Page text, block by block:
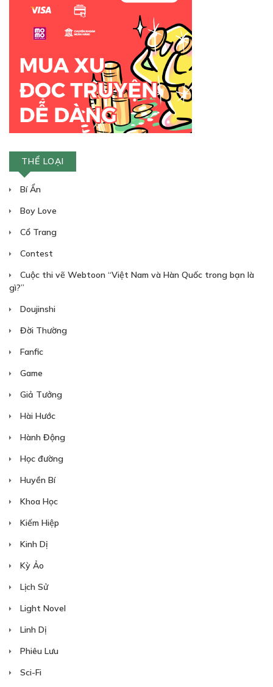
21/12/2018
CHƯƠNG 26
Đêm thao thức
22/12/2018
CHƯƠNG 27
30Points
CHƯƠNG 28
CHƯƠNG 29
THỂ LOẠI
Bí Ẩn
Boy Love
Cổ Trang
Contest
Cuộc thi vẽ Webtoon “Việt Nam và Hàn Quốc trong bạn là
gì?”
Doujinshi
Đời Thường
Fanfic
Game
Giả Tưởng
Hài Hước
Hành Động
Học đường
Huyền Bí
Khoa Học
Kiếm Hiệp
Kinh Dị
Kỳ Ảo
Lịch Sử
Light Novel
Linh Dị
Phiêu Lưu
Sci-Fi